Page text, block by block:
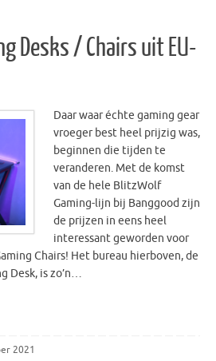
Desks / Chairs uit EU-
Daar waar échte gaming gear
vroeger best heel prijzig was,
beginnen die tijden te
veranderen. Met de komst
van de hele BlitzWolf
Gaming-lijn bij Banggood zijn
de prijzen in eens heel
interessant geworden voor
Chairs! Het bureau hierboven, de
Desk, is zo’n…
2021